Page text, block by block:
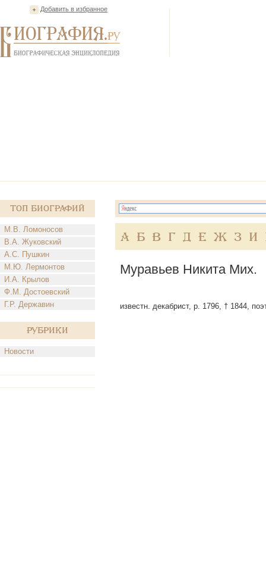
Добавить в избранное
Топ Биографий
М.В. Ломоносов
В.А. Жуковский
А.С. Пушкин
М.Ю. Лермонтов
И.А. Крылов
Ф.М. Достоевский
Г.Р. Державин
Рубрики
Новости
А Б В Г Д Е Ж З И
Муравьев Никита Мих.
известн. декабрист, р. 1796, † 1844,